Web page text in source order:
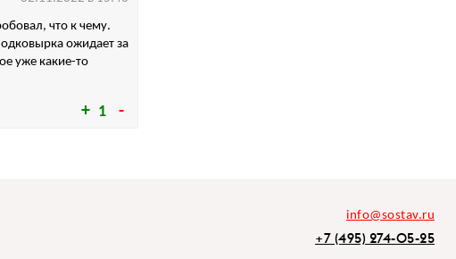
1
что к чему.
ожидает за
уже какие-то
info@sostav.ru
+7 (495) 274-05-25